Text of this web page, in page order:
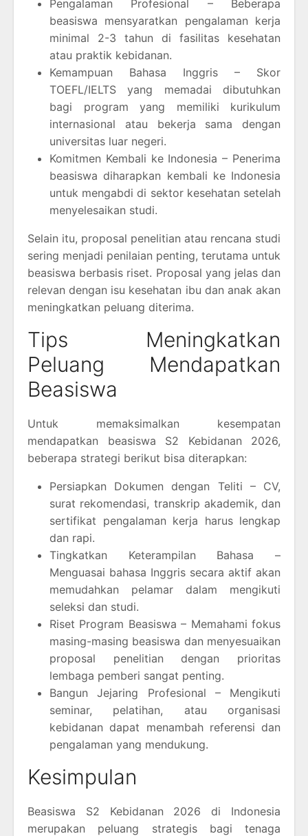
Pengalaman Profesional – Beberapa
beasiswa mensyaratkan pengalaman kerja
minimal 2-3 tahun di fasilitas kesehatan
atau praktik kebidanan.
Kemampuan Bahasa Inggris – Skor
TOEFL/IELTS yang memadai dibutuhkan
bagi program yang memiliki kurikulum
internasional atau bekerja sama dengan
universitas luar negeri.
Komitmen Kembali ke Indonesia – Penerima
beasiswa diharapkan kembali ke Indonesia
untuk mengabdi di sektor kesehatan setelah
menyelesaikan studi.
Selain itu, proposal penelitian atau rencana studi
sering menjadi penilaian penting, terutama untuk
beasiswa berbasis riset. Proposal yang jelas dan
relevan dengan isu kesehatan ibu dan anak akan
meningkatkan peluang diterima.
Tips Meningkatkan
Peluang Mendapatkan
Beasiswa
Untuk memaksimalkan kesempatan
mendapatkan beasiswa S2 Kebidanan 2026,
beberapa strategi berikut bisa diterapkan:
Persiapkan Dokumen dengan Teliti – CV,
surat rekomendasi, transkrip akademik, dan
sertifikat pengalaman kerja harus lengkap
dan rapi.
Tingkatkan Keterampilan Bahasa –
Menguasai bahasa Inggris secara aktif akan
memudahkan pelamar dalam mengikuti
seleksi dan studi.
Riset Program Beasiswa – Memahami fokus
masing-masing beasiswa dan menyesuaikan
proposal penelitian dengan prioritas
lembaga pemberi sangat penting.
Bangun Jejaring Profesional – Mengikuti
seminar, pelatihan, atau organisasi
kebidanan dapat menambah referensi dan
pengalaman yang mendukung.
Kesimpulan
Beasiswa S2 Kebidanan 2026 di Indonesia
merupakan peluang strategis bagi tenaga